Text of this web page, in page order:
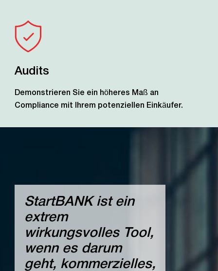
Audits
Demonstrieren Sie ein höheres Maß an
Compliance mit Ihrem potenziellen Einkäufer.
StartBANK ist ein
extrem
wirkungsvolles Tool,
wenn es darum
geht, kommerzielles,